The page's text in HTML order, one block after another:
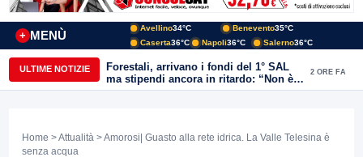
MENÙ
+
Avellino34°C Benevento35°C
Caserta36°C Napoli36°C Salerno36°C
ULTIME NOTIZIE
Forestali, arrivano i fondi del 1° SAL
ma stipendi ancora in ritardo: “Non è
più sostenibile”
2 ORE FA
Home >Attualità > Amorosi| Guasto alla rete idrica. La Valle Telesina è
senza acqua